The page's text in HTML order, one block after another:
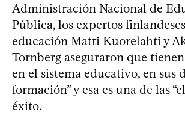
Administración Nacional de
Pública, los expertos
educación Matti Kuorelahti y
Tornberg aseguraron que
en el sistema educativo, en sus
formación” y esa es una de las
éxito.